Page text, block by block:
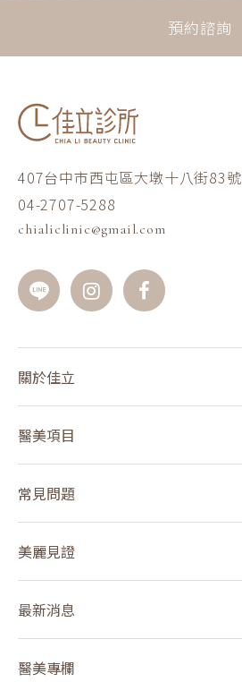
預約諮詢
407台中市西屯區大墩十八街83號
04-2707-5288
chialiclinic@gmail.com
關於佳立
醫美項目
常見問題
美麗見證
最新消息
醫美專欄